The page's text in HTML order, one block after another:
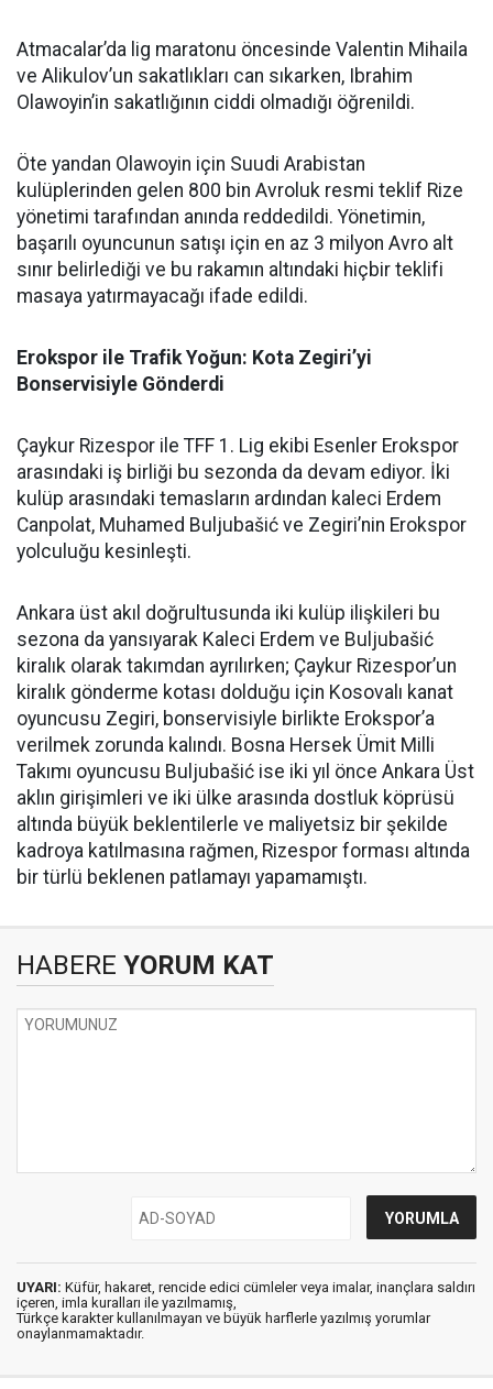
Atmacalar’da lig maratonu öncesinde Valentin Mihaila
ve Alikulov’un sakatlıkları can sıkarken, Ibrahim
Olawoyin’in sakatlığının ciddi olmadığı öğrenildi.
Öte yandan Olawoyin için Suudi Arabistan
kulüplerinden gelen 800 bin Avroluk resmi teklif Rize
yönetimi tarafından anında reddedildi. Yönetimin,
başarılı oyuncunun satışı için en az 3 milyon Avro alt
sınır belirlediği ve bu rakamın altındaki hiçbir teklifi
masaya yatırmayacağı ifade edildi.
Erokspor ile Trafik Yoğun: Kota Zegiri’yi
Bonservisiyle Gönderdi
Çaykur Rizespor ile TFF 1. Lig ekibi Esenler Erokspor
arasındaki iş birliği bu sezonda da devam ediyor. İki
kulüp arasındaki temasların ardından kaleci Erdem
Canpolat, Muhamed Buljubašić ve Zegiri’nin Erokspor
yolculuğu kesinleşti.
Ankara üst akıl doğrultusunda iki kulüp ilişkileri bu
sezona da yansıyarak Kaleci Erdem ve Buljubašić
kiralık olarak takımdan ayrılırken; Çaykur Rizespor’un
kiralık gönderme kotası dolduğu için Kosovalı kanat
oyuncusu Zegiri, bonservisiyle birlikte Erokspor’a
verilmek zorunda kalındı. Bosna Hersek Ümit Milli
Takımı oyuncusu Buljubašić ise iki yıl önce Ankara Üst
aklın girişimleri ve iki ülke arasında dostluk köprüsü
altında büyük beklentilerle ve maliyetsiz bir şekilde
kadroya katılmasına rağmen, Rizespor forması altında
bir türlü beklenen patlamayı yapamamıştı.
HABERE YORUM KAT
UYARI: Küfür, hakaret, rencide edici cümleler veya imalar, inançlara saldırı
içeren, imla kuralları ile yazılmamış,
Türkçe karakter kullanılmayan ve büyük harflerle yazılmış yorumlar
onaylanmamaktadır.